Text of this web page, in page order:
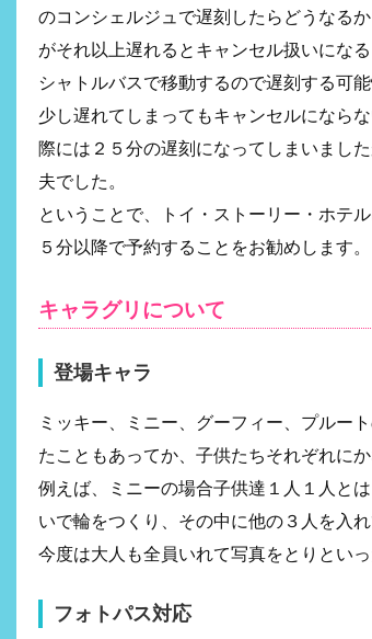
のコンシェルジュで遅刻したらどうなる
がそれ以上遅れるとキャンセル扱いになる
シャトルバスで移動するので遅刻する可
少し遅れてしまってもキャンセルになら
際には２５分の遅刻になってしまいまし
夫でした。
ということで、トイ・ストーリー・ホテ
５分以降で予約することをお勧めします。
キャラグリについて
登場キャラ
ミッキー、ミニー、グーフィー、プルー
たこともあってか、子供たちそれぞれに
例えば、ミニーの場合子供達１人１人と
いで輪をつくり、その中に他の３人を入
今度は大人も全員いれて写真をとりといっ
フォトパス対応